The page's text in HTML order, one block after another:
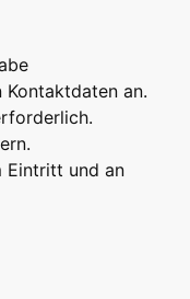
Kontaktdaten an.
Eintritt und an